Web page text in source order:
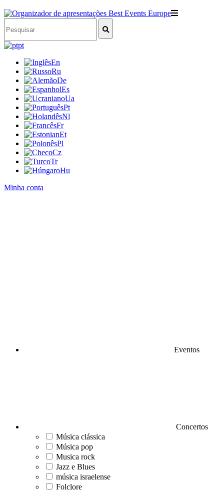
pt
En
Ru
De
Es
Ua
Pt
Nl
Fr
Et
Pl
Cz
Tr
Hu
Minha conta
Eventos
Concertos
Música clássica
Música pop
Musica rock
Jazz e Blues
música israelense
Folclore